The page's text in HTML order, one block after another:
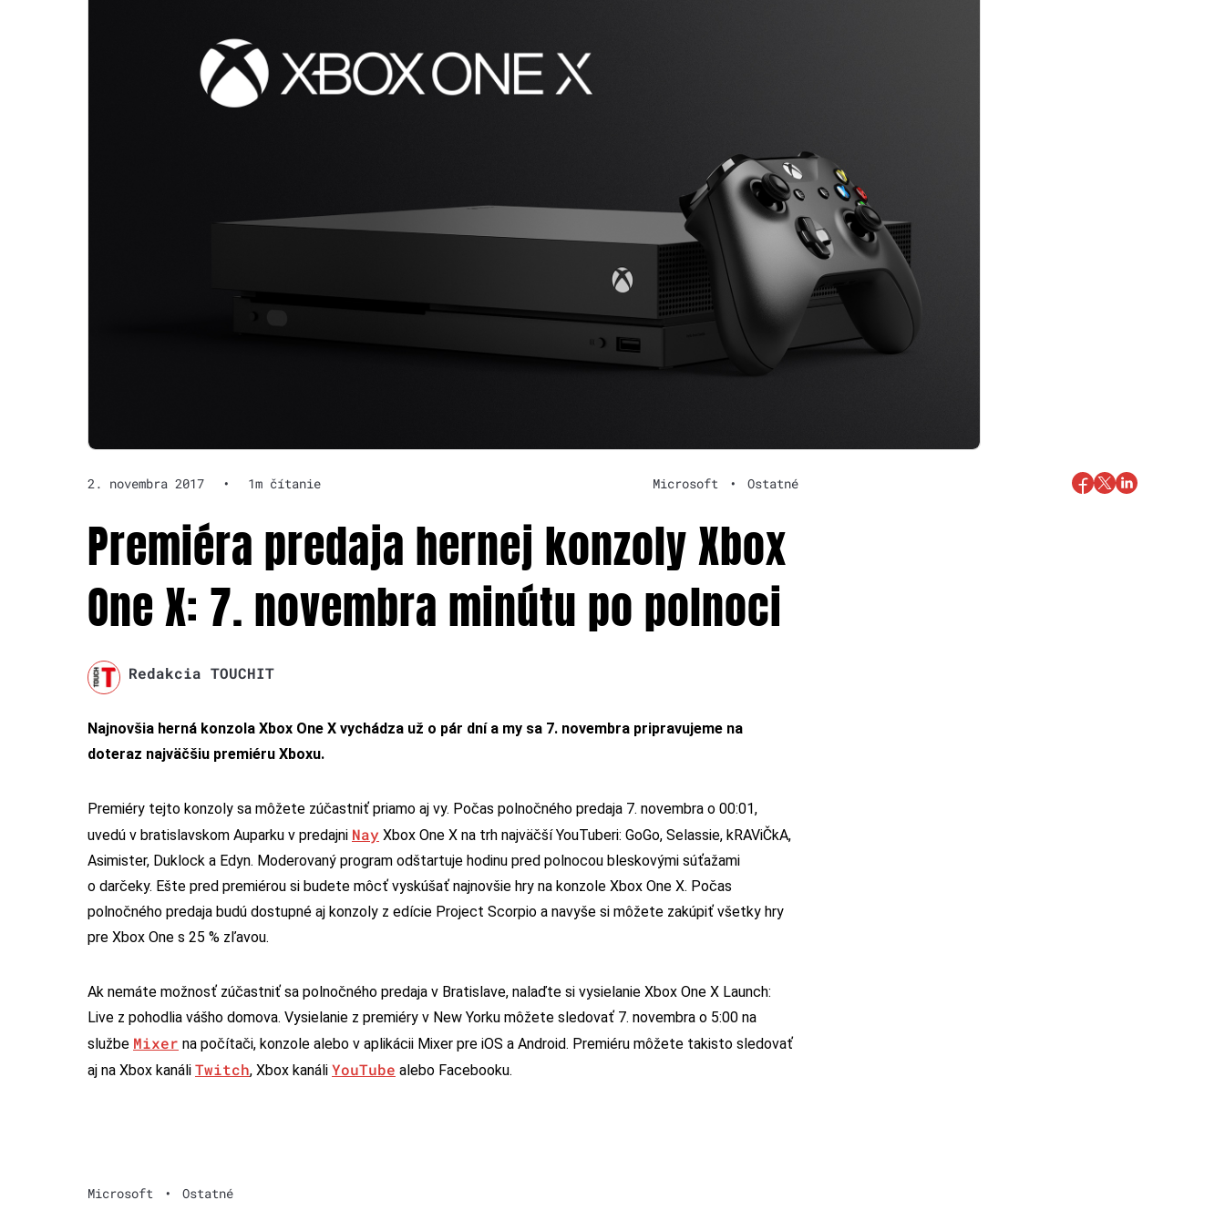
2. novembra 2017 • 1m čítanie Microsoft • Ostatné
Premiéra predaja hernej konzoly Xbox
One X: 7. novembra minútu po polnoci
Redakcia TOUCHIT
Najnovšia herná konzola Xbox One X vychádza už o pár dní a my sa 7. novembra pripravujeme na
doteraz najväčšiu premiéru Xboxu.
Premiéry tejto konzoly sa môžete zúčastniť priamo aj vy. Počas polnočného predaja 7. novembra o 00:01,
uvedú v bratislavskom Auparku v predajni Nay Xbox One X na trh najväčší YouTuberi: GoGo, Selassie, kRAViČkA,
Asimister, Duklock a Edyn. Moderovaný program odštartuje hodinu pred polnocou bleskovými súťažami
o darčeky. Ešte pred premiérou si budete môcť vyskúšať najnovšie hry na konzole Xbox One X. Počas
polnočného predaja budú dostupné aj konzoly z edície Project Scorpio a navyše si môžete zakúpiť všetky hry
pre Xbox One s 25 % zľavou.
Ak nemáte možnosť zúčastniť sa polnočného predaja v Bratislave, nalaďte si vysielanie Xbox One X Launch:
Live z pohodlia vášho domova. Vysielanie z premiéry v New Yorku môžete sledovať 7. novembra o 5:00 na
službe Mixer na počítači, konzole alebo v aplikácii Mixer pre iOS a Android. Premiéru môžete takisto sledovať
aj na Xbox kanáli Twitch, Xbox kanáli YouTube alebo Facebooku.
Microsoft • Ostatné